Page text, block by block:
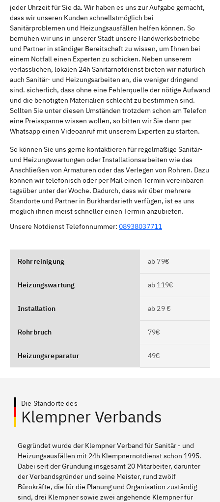
jeder Uhrzeit für Sie da. Wir haben es uns zur Aufgabe gemacht,
dass wir unseren Kunden schnellstmöglich bei
Sanitärproblemen und Heizungsausfällen helfen können. So
bemühen wir uns in unserer Stadt unsere Handwerksbetriebe
und Partner in ständiger Bereitschaft zu wissen, um Ihnen bei
einem Notfall einen Experten zu schicken. Neben unserem
verlässlichen, lokalen 24h Sanitärnotdienst bieten wir natürlich
auch Sanitär- und Heizungsarbeiten an, die weniger dringend
sind. sicherlich, dass ohne eine Fehlerquelle der nötige Aufwand
und die benötigten Materialien schlecht zu bestimmen sind.
Sollten Sie unter diesen Umständen trotzdem schon am Telefon
eine Preisspanne wissen wollen, so bitten wir Sie dann per
Whatsapp einen Videoanruf mit unserem Experten zu starten.
So können Sie uns gerne kontaktieren für regelmäßige Sanitär-
und Heizungswartungen oder Installationsarbeiten wie das
Anschließen von Armaturen oder das Verlegen von Rohren. Dazu
können wir telefonisch oder per Mail einen Termin vereinbaren
tagsüber unter der Woche. Dadurch, dass wir über mehrere
Standorte und Partner in Burkhardsrieth verfügen, ist es uns
möglich ihnen meist schneller einen Termin anzubieten.
Unsere Notdienst Telefonnummer: 08938037711
Rohrreinigung ab 79€
Heizungswartung ab 119€
Installation ab 29 €
Rohrbruch 79€
Heizungsreparatur 49€
Die Standorte des
Klempner Verbands
Gegründet wurde der Klempner Verband für Sanitär - und
Heizungsausfällen mit 24h Klempnernotdienst schon 1995.
Dabei seit der Gründung insgesamt 20 Mitarbeiter, darunter
der Verbandsgründer und seine Meister, rund zwölf
Bürokräfte, die für die Planung und Organisation zuständig
sind, drei Klempner sowie zwei angehende Klempner für